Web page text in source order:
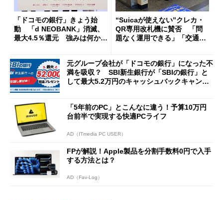
「ドコモの銀行」きょう始
動 「d NEOBANK」消滅、
最大4.5％還元 強みは何か解
“Suicaが使えない”クレカ・
QR専用改札機に賛否 「問
題なく運用できる」「交通系I
元グループ会社が「ドコモの銀行」になった不
満を吸収？ SBI新生銀行が「SBIの銀行」と
して最大5.2万円のキャッシュバックキャンペ
「5年前のPC」とこんなに違う！予算10万円
台前半で実現する快適PCライフ
AD（ITmedia PC USER）
FPが解説！Apple製品を分割手数料0円で入手
する方法とは？
AD（Fav-Log）